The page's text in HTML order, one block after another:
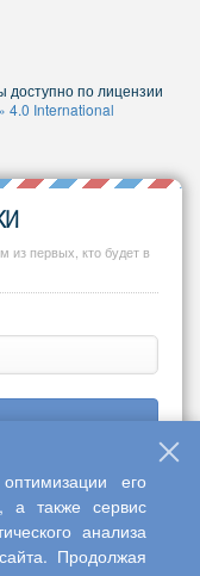
по лицензии
4.0 International
из первых, кто будет в
«Интерактив
его
а также сервис
анализа
Продолжая